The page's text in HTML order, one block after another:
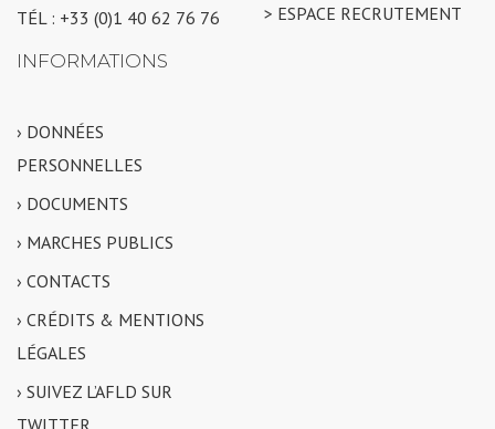
TÉL : +33 (0)1 40 62 76 76
> ESPACE RECRUTEMENT
INFORMATIONS
› DONNÉES
PERSONNELLES
› DOCUMENTS
› MARCHES PUBLICS
› CONTACTS
› CRÉDITS & MENTIONS
LÉGALES
› SUIVEZ L’AFLD SUR
TWITTER